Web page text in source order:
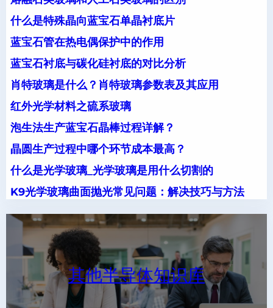
什么是特殊晶向蓝宝石单晶衬底片
蓝宝石管在热电偶保护中的作用
蓝宝石衬底与碳化硅衬底的对比分析
肖特玻璃是什么？肖特玻璃参数表及其应用
红外光学材料之硫系玻璃
泡生法生产蓝宝石晶棒过程详解？
晶圆生产过程中哪个环节成本最高？
什么是光学玻璃_光学玻璃是用什么切割的
K9光学玻璃曲面抛光常见问题：解决技巧与方法
其他半导体知识库